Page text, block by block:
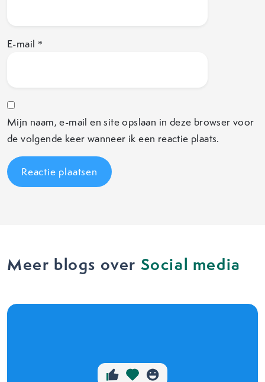
E-mail *
Mijn naam, e-mail en site opslaan in deze browser voor
de volgende keer wanneer ik een reactie plaats.
Meer blogs over Social media